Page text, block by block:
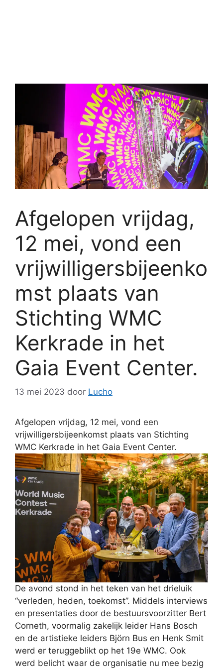
Afgelopen vrijdag,
12 mei, vond een
vrijwilligersbijeenko
mst plaats van
Stichting WMC
Kerkrade in het
Gaia Event Center.
13 mei 2023 door Lucho
Afgelopen vrijdag, 12 mei, vond een
vrijwilligersbijeenkomst plaats van Stichting
WMC Kerkrade in het Gaia Event Center.
De avond stond in het teken van het drieluik
“verleden, heden, toekomst”. Middels interviews
en presentaties door de bestuursvoorzitter Bert
Corneth, voormalig zakelijk leider Hans Bosch
en de artistieke leiders Björn Bus en Henk Smit
werd er teruggeblikt op het 19e WMC. Ook
werd belicht waar de organisatie nu mee bezig